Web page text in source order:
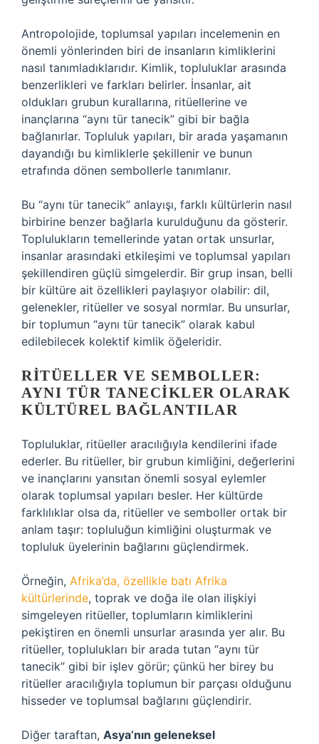
Antropolojide, toplumsal yapıları incelemenin en
önemli yönlerinden biri de insanların kimliklerini
nasıl tanımladıklarıdır. Kimlik, topluluklar arasında
benzerlikleri ve farkları belirler. İnsanlar, ait
oldukları grubun kurallarına, ritüellerine ve
inançlarına “aynı tür tanecik” gibi bir bağla
bağlanırlar. Topluluk yapıları, bir arada yaşamanın
dayandığı bu kimliklerle şekillenir ve bunun
etrafında dönen sembollerle tanımlanır.
Bu “aynı tür tanecik” anlayışı, farklı kültürlerin nasıl
birbirine benzer bağlarla kurulduğunu da gösterir.
Toplulukların temellerinde yatan ortak unsurlar,
insanlar arasındaki etkileşimi ve toplumsal yapıları
şekillendiren güçlü simgelerdir. Bir grup insan, belli
bir kültüre ait özellikleri paylaşıyor olabilir: dil,
gelenekler, ritüeller ve sosyal normlar. Bu unsurlar,
bir toplumun “aynı tür tanecik” olarak kabul
edilebilecek kolektif kimlik öğeleridir.
RITÜELLER VE SEMBOLLER:
AYNI TÜR TANECIKLER OLARAK
KÜLTÜREL BAĞLANTILAR
Topluluklar, ritüeller aracılığıyla kendilerini ifade
ederler. Bu ritüeller, bir grubun kimliğini, değerlerini
ve inançlarını yansıtan önemli sosyal eylemler
olarak toplumsal yapıları besler. Her kültürde
farklılıklar olsa da, ritüeller ve semboller ortak bir
anlam taşır: topluluğun kimliğini oluşturmak ve
topluluk üyelerinin bağlarını güçlendirmek.
Örneğin, Afrika’da, özellikle batı Afrika
kültürlerinde, toprak ve doğa ile olan ilişkiyi
simgeleyen ritüeller, toplumların kimliklerini
pekiştiren en önemli unsurlar arasında yer alır. Bu
ritüeller, toplulukları bir arada tutan “aynı tür
tanecik” gibi bir işlev görür; çünkü her birey bu
ritüeller aracılığıyla toplumun bir parçası olduğunu
hisseder ve toplumsal bağlarını güçlendirir.
Diğer taraftan, Asya’nın geleneksel